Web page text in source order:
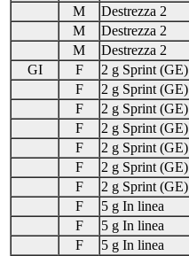
M
Destrezza 2
M
Destrezza 2
M
Destrezza 2
GI
F 2 g Sprint (GE)
F
2 g Sprint (GE)
F
2 g Sprint (GE)
F
2 g Sprint (GE)
F
2 g Sprint (GE)
F
2 g Sprint (GE)
F
2 g Sprint (GE)
F
5 g In linea
F
5 g In linea
F
5 g In linea